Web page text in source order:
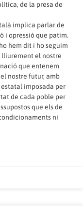
de la presa de
implica parlar de
i opressió que patim.
hem dit i ho seguim
el nostre
que entenem
nostre futur, amb
imposada per
de cada poble per
que els de
ni